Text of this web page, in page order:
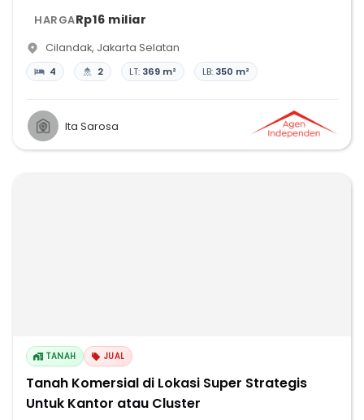
HARGARp16 miliar
Cilandak, Jakarta Selatan
4 2 LT: 369 m² LB: 350 m²
Ita Sarosa
TANAH JUAL
Tanah Komersial di Lokasi Super Strategis
Untuk Kantor atau Cluster